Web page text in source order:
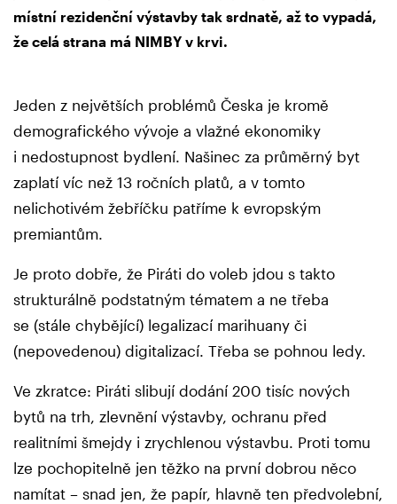
místní rezidenční výstavby tak srdnatě, až to vypadá,
že celá strana má NIMBY v krvi.
Jeden z největších problémů Česka je kromě
demografického vývoje a vlažné ekonomiky
i nedostupnost bydlení. Našinec za průměrný byt
zaplatí víc než 13 ročních platů, a v tomto
nelichotivém žebříčku patříme k evropským
premiantům.
Je proto dobře, že Piráti do voleb jdou s takto
strukturálně podstatným tématem a ne třeba
se (stále chybějící) legalizací marihuany či
(nepovedenou) digitalizací. Třeba se pohnou ledy.
Ve zkratce: Piráti slibují dodání 200 tisíc nových
bytů na trh, zlevnění výstavby, ochranu před
realitními šmejdy i zrychlenou výstavbu. Proti tomu
lze pochopitelně jen těžko na první dobrou něco
namítat – snad jen, že papír, hlavně ten předvolební,